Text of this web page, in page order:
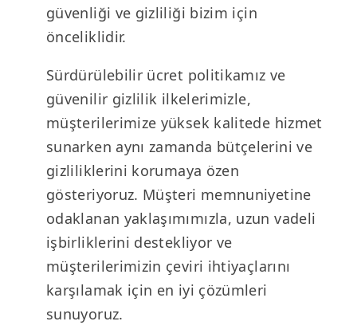
güvenliği ve gizliliği bizim için
önceliklidir.
Sürdürülebilir ücret politikamız ve
güvenilir gizlilik ilkelerimizle,
müşterilerimize yüksek kalitede hizmet
sunarken aynı zamanda bütçelerini ve
gizliliklerini korumaya özen
gösteriyoruz. Müşteri memnuniyetine
odaklanan yaklaşımımızla, uzun vadeli
işbirliklerini destekliyor ve
müşterilerimizin çeviri ihtiyaçlarını
karşılamak için en iyi çözümleri
sunuyoruz.